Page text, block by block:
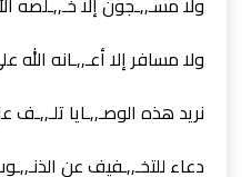
ولا مسافر إلا أعـ,,ـانه
نريد هذه الوصـ,,ـايا تلـ,,ـف
دعاء للتخـ,,ـفيف عن